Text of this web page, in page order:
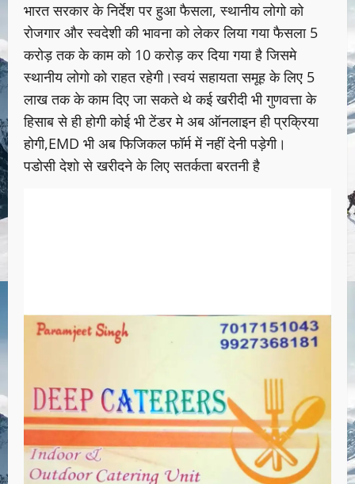
भारत सरकार के निर्देश पर हुआ फैसला, स्थानीय लोगो को
रोजगार और स्वदेशी की भावना को लेकर लिया गया फैसला 5
करोड़ तक के काम को 10 करोड़ कर दिया गया है जिसमे
स्थानीय लोगो को राहत रहेगी।स्वयं सहायता समूह के लिए 5
लाख तक के काम दिए जा सकते थे कई खरीदी भी गुणवत्ता के
हिसाब से ही होगी कोई भी टेंडर मे अब ऑनलाइन ही प्रक्रिया
होगी,EMD भी अब फिजिकल फॉर्म में नहीं देनी पड़ेगी।
पडोसी देशो से खरीदने के लिए सतर्कता बरतनी है